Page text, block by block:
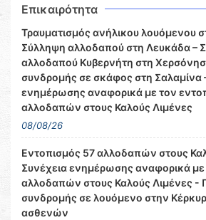
Επικαιρότητα
Τραυματισμός ανήλικου λουόμενου
Σύλληψη αλλοδαπού στη Λευκάδα –
αλλοδαπού Κυβερνήτη στη
συνδρομής σε σκάφος στη Σαλαμίνα
ενημέρωσης αναφορικά με τον
αλλοδαπών στους Καλούς Λιμένες
08/08/26
Εντοπισμός 57 αλλοδαπών στους
Συνέχεια ενημέρωσης αναφορικά
αλλοδαπών στους Καλούς Λιμένες -
συνδρομής σε λουόμενο στην
ασθενών